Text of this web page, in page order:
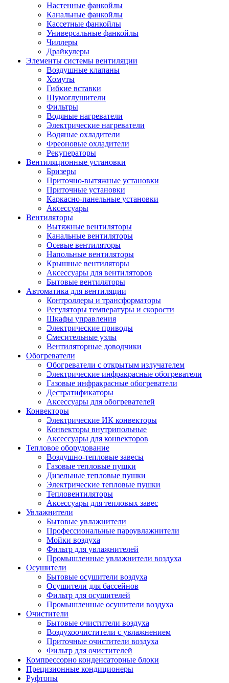
Настенные фанкойлы
Канальные фанкойлы
Кассетные фанкойлы
Универсальные фанкойлы
Чиллеры
Драйкулеры
Элементы системы вентиляции
Воздушные клапаны
Хомуты
Гибкие вставки
Шумоглушители
Фильтры
Водяные нагреватели
Электрические нагреватели
Водяные охладители
Фреоновые охладители
Рекуператоры
Вентиляционные установки
Бризеры
Приточно-вытяжные установки
Приточные установки
Каркасно-панельные установки
Аксессуары
Вентиляторы
Вытяжные вентиляторы
Канальные вентиляторы
Осевые вентиляторы
Напольные вентиляторы
Крышные вентиляторы
Аксессуары для вентиляторов
Бытовые вентиляторы
Автоматика для вентиляции
Контроллеры и трансформаторы
Регуляторы температуры и скорости
Шкафы управления
Электрические приводы
Смесительные узлы
Вентиляторные доводчики
Обогреватели
Обогреватели с открытым излучателем
Электрические инфракрасные обогреватели
Газовые инфракрасные обогреватели
Дестратификаторы
Аксессуары для обогревателей
Конвекторы
Электрические ИК конвекторы
Конвекторы внутрипольные
Аксессуары для конвекторов
Тепловое оборудование
Воздушно-тепловые завесы
Газовые тепловые пушки
Дизельные тепловые пушки
Электрические тепловые пушки
Тепловентиляторы
Аксессуары для тепловых завес
Увлажнители
Бытовые увлажнители
Профессиональные пароувлажнители
Мойки воздуха
Фильтр для увлажнителей
Промышленные увлажнители воздуха
Осушители
Бытовые осушители воздуха
Осушители для бассейнов
Фильтр для осушителей
Промышленные осушители воздуха
Очистители
Бытовые очистители воздуха
Воздухоочистители с увлажнением
Приточные очистители воздуха
Фильтр для очистителей
Компрессорно конденсаторные блоки
Прецизионные кондиционеры
Руфтопы